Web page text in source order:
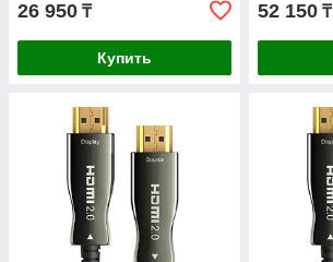
26 950 ₸
Купить
52 150 ₸